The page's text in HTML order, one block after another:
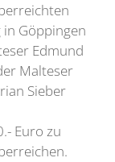
Göppingen
Edmund
Malteser
Sieber
Euro zu